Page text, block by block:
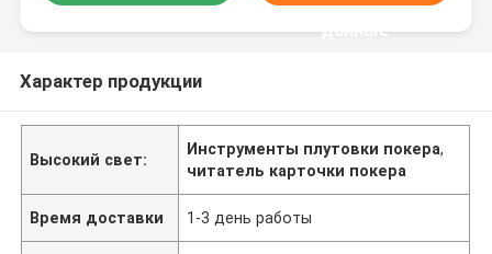
данные
Характер продукции
Высокий свет:
Инструменты плутовки покера,
читатель карточки покера
Время доставки 1-3 день работы